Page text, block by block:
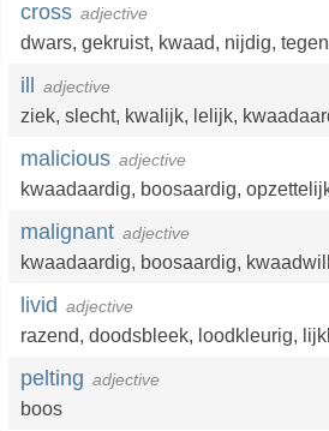
cross adjective
dwars, gekruist, kwaad, nijdig,
ill adjective
ziek, slecht, kwalijk, lelijk,
malicious adjective
kwaadaardig, boosaardig,
malignant adjective
kwaadaardig, boosaardig,
livid adjective
razend, doodsbleek, loodkleurig,
pelting adjective
boos